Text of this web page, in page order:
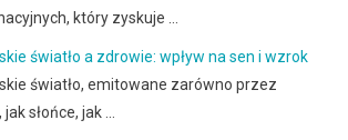
który zyskuje …
światło a zdrowie: wpływ na sen i wzrok
światło, emitowane zarówno przez
słońce, jak …